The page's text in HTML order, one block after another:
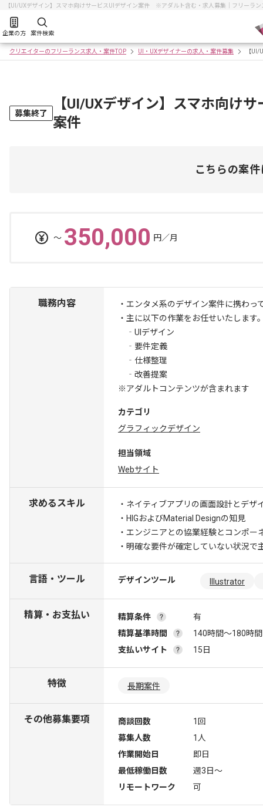
【UI/UXデザイン】スマホ向けサービスUIデザイン案件 ※アダルト含む・求人募集｜フリーラ
企業の方 案件検索
クリエイターのフリーランス求人・案件TOP UI・UXデザイナーの求人・案件募集 【
募集終了
【UI/UXデザイン】スマホ向け
案件
こちらの案
〜 350,000 円／月
職務内容
・エンタメ系のデザイン案件に携わっ
・主に以下の作業をお任せいたします
‐UIデザイン
‐要件定義
‐仕様整理
‐改善提案
※アダルトコンテンツが含まれます
カテゴリ
グラフィックデザイン
担当領域
Webサイト
求めるスキル
・ネイティブアプリの画面設計とデ
・HIGおよびMaterial Designの知見
・エンジニアとの協業経験とコンポ
・明確な要件が確定していない状況
言語・ツール デザインツール Illustrator
精算・お支払い 精算条件
有
精算基準時間
140時間〜180時間
支払いサイト
15日
特徴 長期案件
その他募集要項 商談回数
1回
募集人数
1人
作業開始日
即日
最低稼働日数
週3日〜
リモートワーク
可